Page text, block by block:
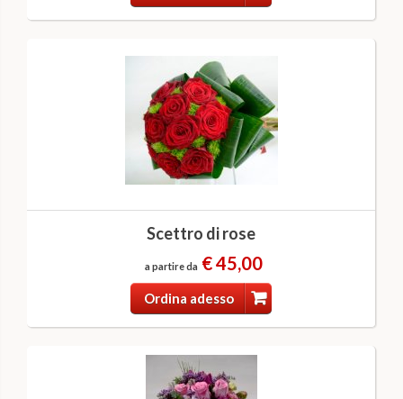
Scettro di rose
a partire da € 45,00
Ordina adesso